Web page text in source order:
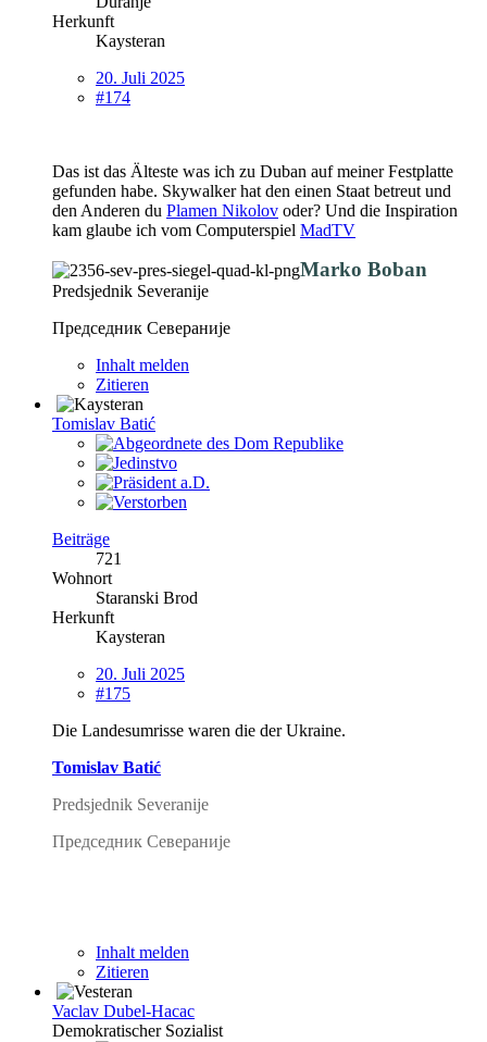
Herkunft
Kaysteran
20. Juli 2025
#174
Das ist das Älteste was ich zu Duban auf meiner Festplatte
gefunden habe. Skywalker hat den einen Staat betreut und
den Anderen du Plamen Nikolov oder? Und die Inspiration
kam glaube ich vom Computerspiel MadTV
Marko Boban
Predsjednik Severanije
Председник Севераније
Inhalt melden
Zitieren
Tomislav Batić
Beiträge
721
Wohnort
Staranski Brod
Herkunft
Kaysteran
20. Juli 2025
#175
Die Landesumrisse waren die der Ukraine.
Tomislav Batić
Predsjednik Severanije
Председник Севераније
Inhalt melden
Zitieren
Vaclav Dubel-Hacac
Demokratischer Sozialist